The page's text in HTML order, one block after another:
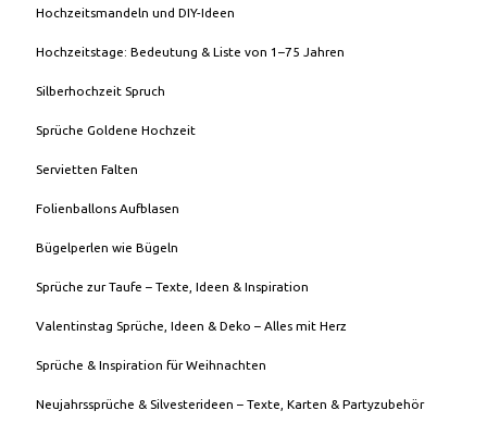
Hochzeitsmandeln und DIY-Ideen
Hochzeitstage: Bedeutung & Liste von 1–75 Jahren
Silberhochzeit Spruch
Sprüche Goldene Hochzeit
Servietten Falten
Folienballons Aufblasen
Bügelperlen wie Bügeln
Sprüche zur Taufe – Texte, Ideen & Inspiration
Valentinstag Sprüche, Ideen & Deko – Alles mit Herz
Sprüche & Inspiration für Weihnachten
Neujahrssprüche & Silvesterideen – Texte, Karten & Partyzubehör